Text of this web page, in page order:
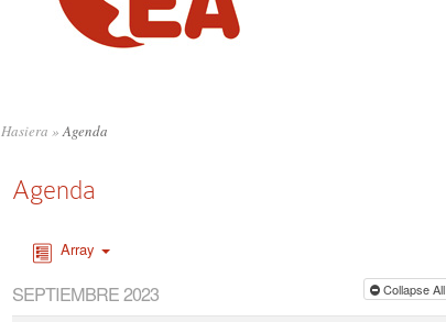
Hasiera »Agenda
Agenda
Array
SEPTIEMBRE 2023 Collapse All